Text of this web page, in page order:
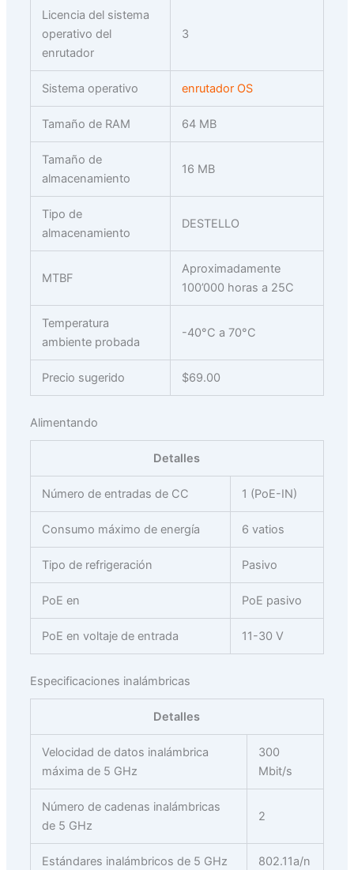
Licencia del sistema
operativo del
enrutador
3
Sistema operativo enrutador OS
Tamaño de RAM 64 MB
Tamaño de
almacenamiento
16 MB
Tipo de
almacenamiento
DESTELLO
MTBF
Aproximadamente
100’000 horas a 25C
Temperatura
ambiente probada
-40°C a 70°C
Precio sugerido $69.00
Alimentando
Detalles
Número de entradas de CC 1 (PoE-IN)
Consumo máximo de energía 6 vatios
Tipo de refrigeración Pasivo
PoE en PoE pasivo
PoE en voltaje de entrada 11-30 V
Especificaciones inalámbricas
Detalles
Velocidad de datos inalámbrica
máxima de 5 GHz
300
Mbit/s
Número de cadenas inalámbricas
de 5 GHz
2
Estándares inalámbricos de 5 GHz 802.11a/n